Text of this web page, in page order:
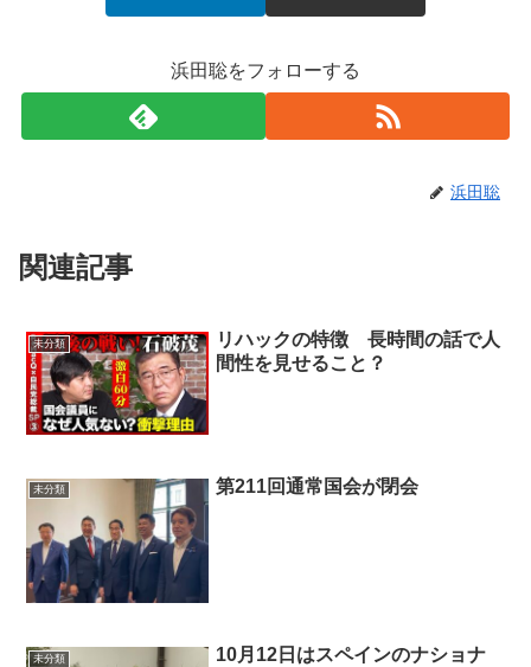
浜田聡をフォローする
浜田聡
関連記事
未分類
リハックの特徴 長時間の話で人
間性を見せること？
未分類 第211回通常国会が閉会
未分類
10月12日はスペインのナショナ